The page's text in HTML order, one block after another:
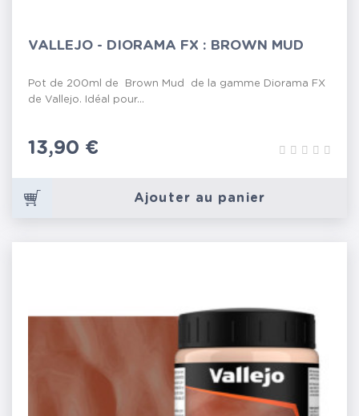
VALLEJO - DIORAMA FX : BROWN MUD
Pot de 200ml de Brown Mud de la gamme Diorama FX
de Vallejo. Idéal pour...
Prix
13,90 €
Ajouter au panier